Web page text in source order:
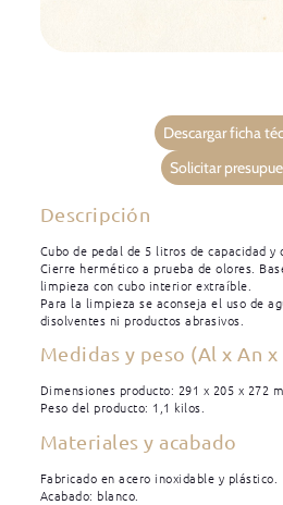
Descargar ficha
Solicitar
Descripción
Cubo de pedal de 5 litros de capacidad y
Cierre hermético a prueba de olores.
limpieza con cubo interior extraíble.
Para la limpieza se aconseja el uso de
disolventes ni productos abrasivos.
Medidas y peso (Al x An x
Dimensiones producto: 291 x 205 x 272
Peso del producto: 1,1 kilos.
Materiales y acabado
Fabricado en acero inoxidable y plástico.
Acabado: blanco.